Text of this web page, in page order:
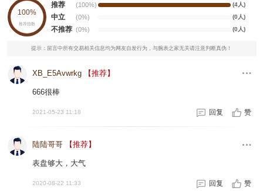
100%
推荐指数
推荐 (100%) (4人)
中立 (0%) (0人)
不推荐 (0%) (0人)
提示：留言中所有交易相关信息均为网友自发行为，与腕表之家无关请注意判断真伪！
XB_E5Avwrkg 【推荐】
666很棒
2021-05-23 11:18 回复 赞
陆陆哥哥 【推荐】
表盘够大，大气
2020-08-22 11:33 回复 赞